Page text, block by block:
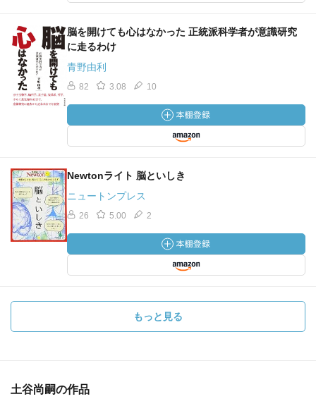
脳を開けても心はなかった 正統派科学者が意識研究
に走るわけ
青野由利
82 3.08 10
Newtonライト 脳といしき
ニュートンプレス
26 5.00 2
もっと見る
土谷尚嗣の作品